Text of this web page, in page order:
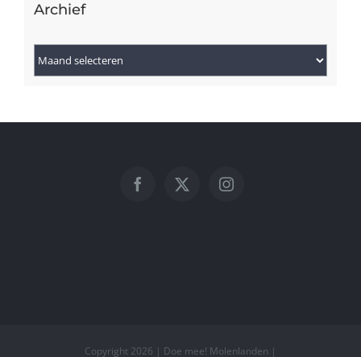
Archief
Archief
Copyright 2026 | Doe mee! Molenlanden |